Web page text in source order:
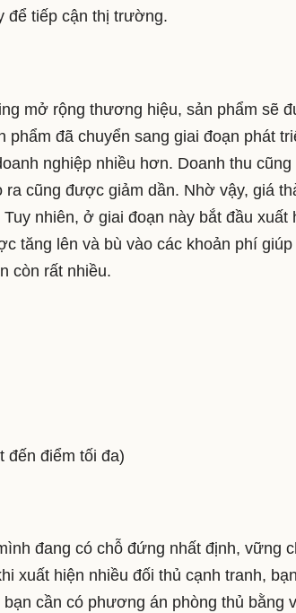
để tiếp cận thị trường.
mở rộng thương hiệu, sản phẩm sẽ
đã chuyển sang giai đoạn phát
nghiệp nhiều hơn. Doanh thu cũng
cũng được giảm dần. Nhờ vậy, giá
nhiên, ở giai đoạn này bắt đầu xuất
tăng lên và bù vào các khoản phí giúp
còn rất nhiều.
đến điểm tối đa)
đang có chỗ đứng nhất định, vững
xuất hiện nhiều đối thủ cạnh tranh,
cần có phương án phòng thủ bằng